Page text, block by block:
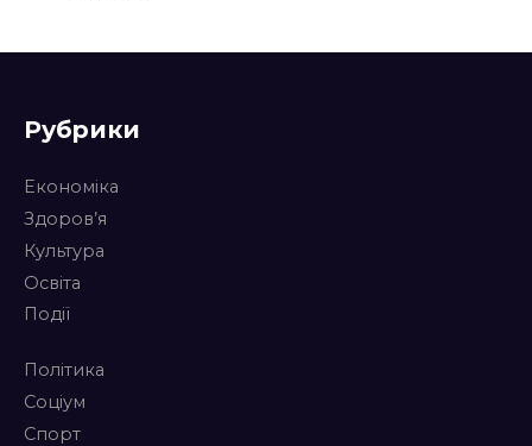
Рубрики
Економіка
Здоров’я
Культура
Освіта
Події
Політика
Соціум
Спорт